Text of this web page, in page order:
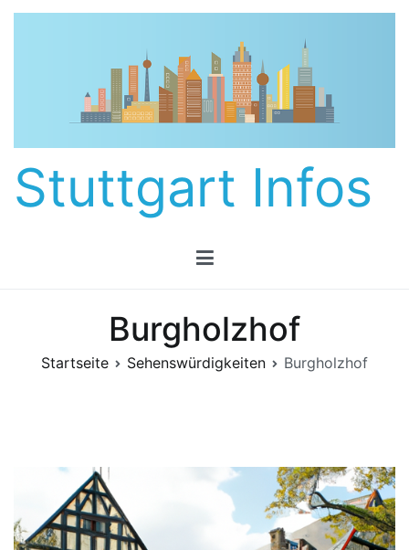
Zum
Stuttgart Infos
Burgholzhof
Startseite Sehenswürdigkeiten Burgholzhof